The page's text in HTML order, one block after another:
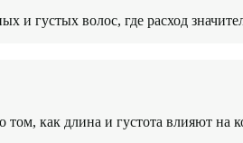
и густых волос, где расход
том, как длина и густота влияют на